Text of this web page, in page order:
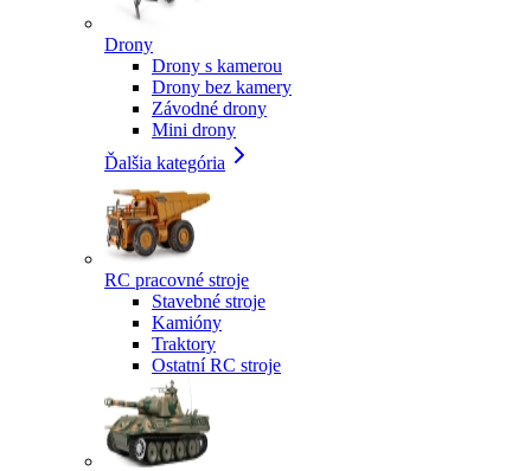
Drony
Drony s kamerou
Drony bez kamery
Závodné drony
Mini drony
Ďalšia kategória
RC pracovné stroje
Stavebné stroje
Kamióny
Traktory
Ostatní RC stroje